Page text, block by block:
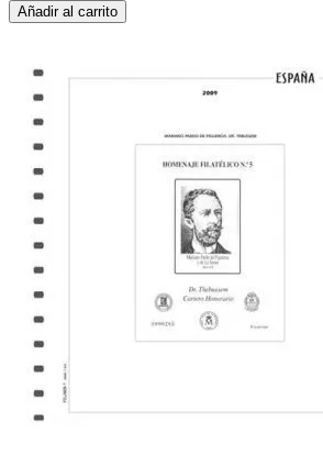
Añadir al carrito